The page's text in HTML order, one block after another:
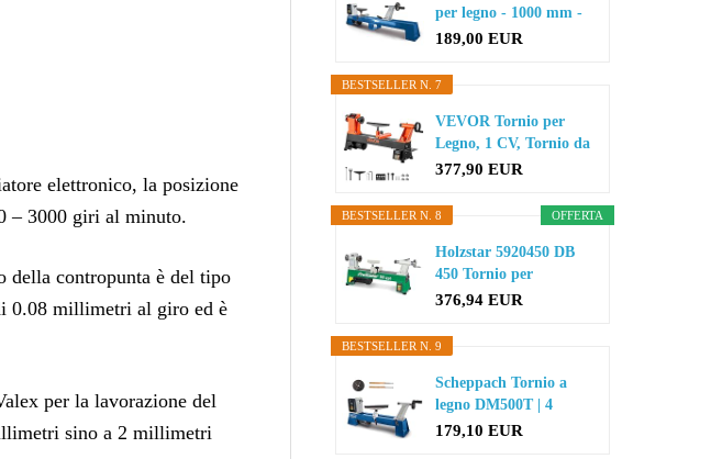
elettronico, la posizione
– 3000 giri al minuto.
della contropunta è del tipo
0.08 millimetri al giro ed è
per la lavorazione del
sino a 2 millimetri
per legno - 1000 mm -
400W...
189,00 EUR
BESTSELLER N. 7
VEVOR Tornio per
Legno, 1 CV, Tornio da
Banco per...
377,90 EUR
OFFERTA
BESTSELLER N. 8
Holzstar 5920450 DB
450 Tornio per
tornitura in...
376,94 EUR
BESTSELLER N. 9
Scheppach Tornio a
legno DM500T | 4
velocit...
179,10 EUR